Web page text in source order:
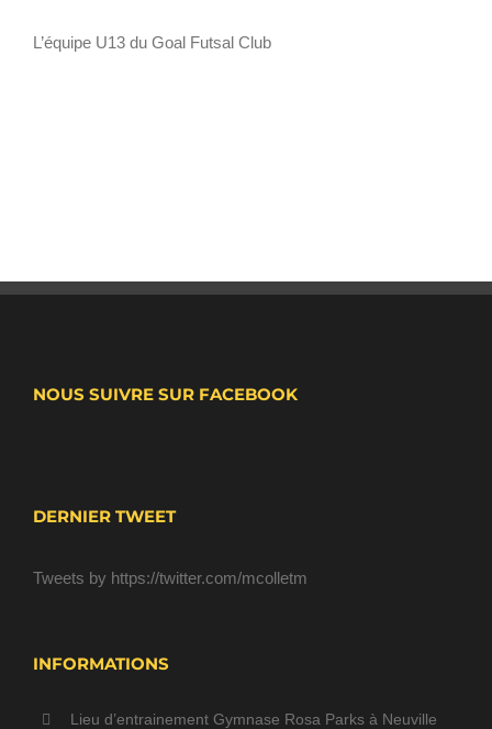
L’équipe U13 du Goal Futsal Club
NOUS SUIVRE SUR FACEBOOK
DERNIER TWEET
Tweets by https://twitter.com/mcolletm
INFORMATIONS
Lieu d’entrainement Gymnase Rosa Parks à Neuville